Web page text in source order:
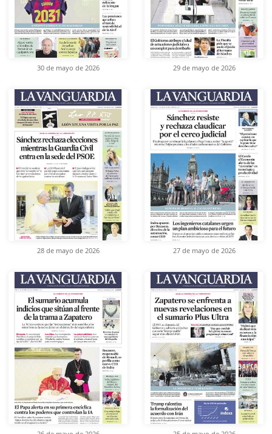
30 de mayo de 2026 29 de mayo de 2026
28 de mayo de 2026 27 de mayo de 2026